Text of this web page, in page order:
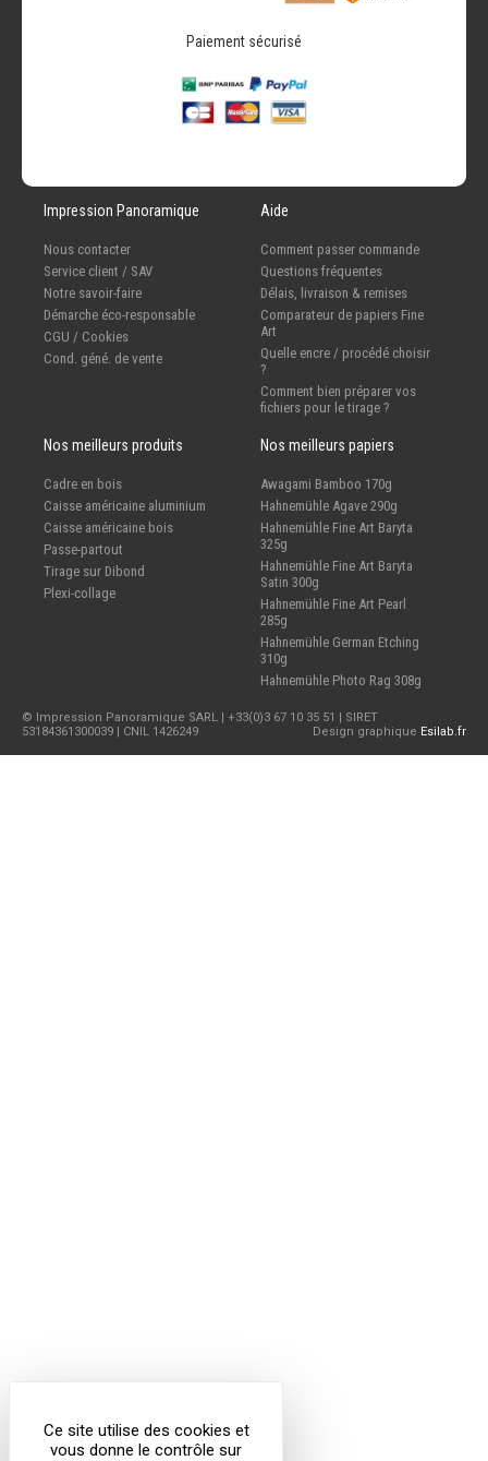
Paiement sécurisé
Impression Panoramique
Nous contacter
Service client / SAV
Notre savoir-faire
Démarche éco-responsable
CGU / Cookies
Cond. géné. de vente
Aide
Comment passer commande
Questions fréquentes
Délais, livraison & remises
Comparateur de papiers Fine
Art
Quelle encre / procédé choisir
?
Comment bien préparer vos
fichiers pour le tirage ?
Nos meilleurs produits
Cadre en bois
Caisse américaine aluminium
Caisse américaine bois
Passe-partout
Tirage sur Dibond
Plexi-collage
Nos meilleurs papiers
Awagami Bamboo 170g
Hahnemühle Agave 290g
Hahnemühle Fine Art Baryta
325g
Hahnemühle Fine Art Baryta
Satin 300g
Hahnemühle Fine Art Pearl
285g
Hahnemühle German Etching
310g
Hahnemühle Photo Rag 308g
© Impression Panoramique SARL | +33(0)3 67 10 35 51 | SIRET
53184361300039 | CNIL 1426249
Design graphique Esilab.fr
Ce site utilise des cookies et
vous donne le contrôle sur